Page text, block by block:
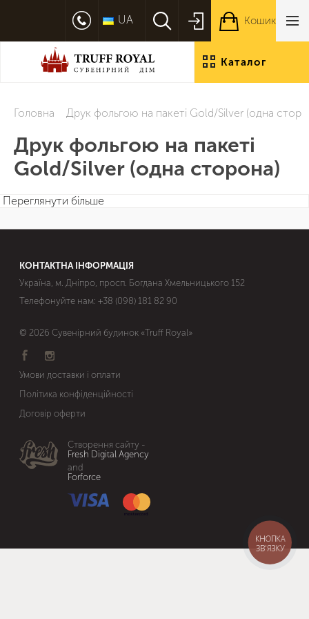
Каталог
UA Кошик
Головна Друк фольгою на пакеті Gold/Silver (одна
Друк фольгою на пакеті
Gold/Silver (одна сторона)
Переглянути більше
КОНТАКТНА ІНФОРМАЦІЯ
Україна, м. Дніпро, просп. Богдана Хмельницького 152
Телефонуйте нам: +38 (098) 181 82 90
© 2026 Сувенірний будинок «Truff Royal»
Умови доставки і оплати
Політика конфіденційності
Договір оферти
Створення сайту -
Fresh Digital Agency
and
Forforce
КНОПКА
ЗВ'ЯЗКУ